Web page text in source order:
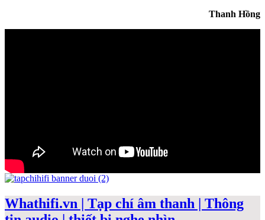
Thanh Hồng
Whathifi.vn | Tạp chí âm thanh | Thông